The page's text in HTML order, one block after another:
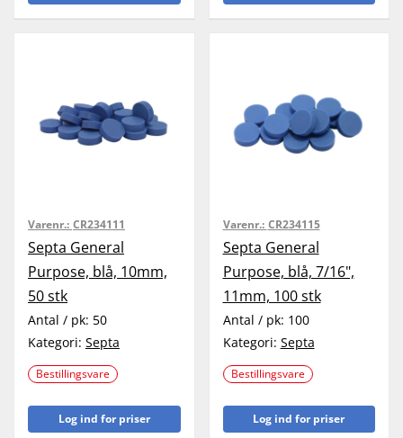
Varenr.: CR234111
Septa General
Purpose, blå, 10mm,
50 stk
Antal / pk: 50
Kategori: Septa
Bestillingsvare
Log ind for priser
Varenr.: CR234115
Septa General
Purpose, blå, 7/16",
11mm, 100 stk
Antal / pk: 100
Kategori: Septa
Bestillingsvare
Log ind for priser